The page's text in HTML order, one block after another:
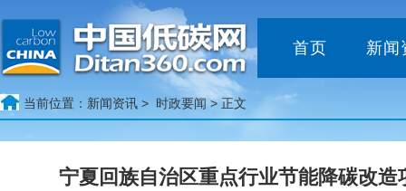
首页 新闻
当前位置： 新闻资讯 > 时政要闻> 正文
宁夏回族自治区重点行业节能降碳改